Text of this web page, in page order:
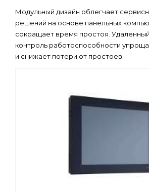
Модульный дизайн облегчает
решений на основе панельных
сокращает время простоя.
контроль работоспособности
и снижает потери от простоев.